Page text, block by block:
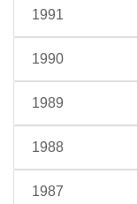
1991
1990
1989
1988
1987